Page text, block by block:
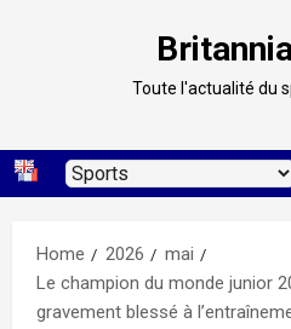
Toute l'actualité du
Home 2026
mai
Le champion du monde junior
gravement blessé à